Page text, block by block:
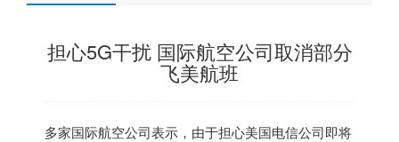
担心5G干扰 国际航空公司取消部分
飞美航班
多家国际航空公司表示，由于担心美国电信公司即将